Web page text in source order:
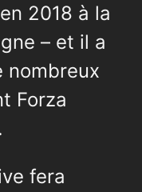
2018 à la
– et il a
nombreux
Forza
fera